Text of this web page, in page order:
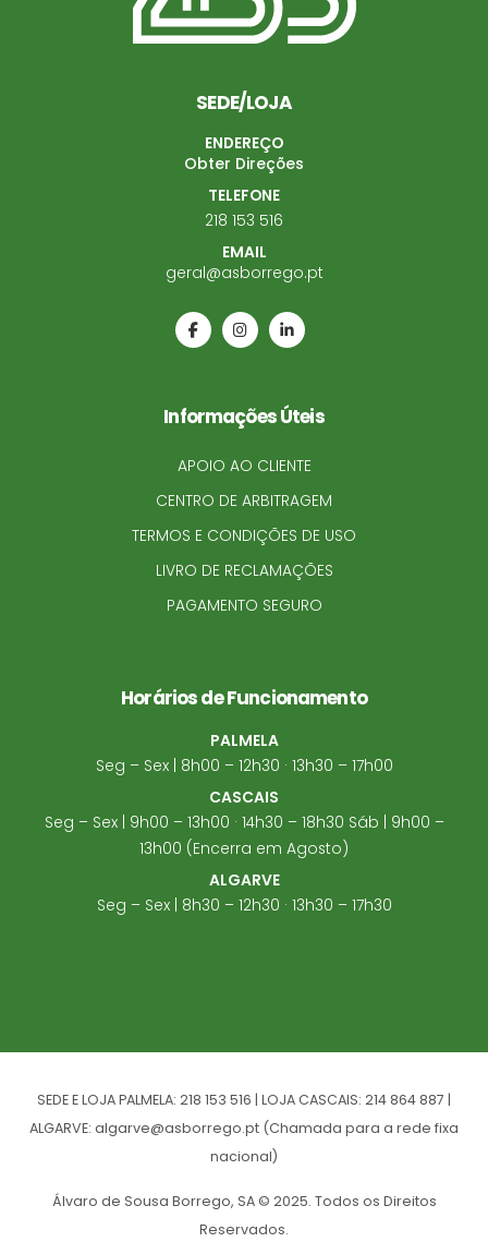
SEDE/LOJA
ENDEREÇO
Obter Direções
TELEFONE
218 153 516
EMAIL
geral@asborrego.pt
Informações Úteis
APOIO AO CLIENTE
CENTRO DE ARBITRAGEM
TERMOS E CONDIÇÕES DE USO
LIVRO DE RECLAMAÇÕES
PAGAMENTO SEGURO
Horários de Funcionamento
PALMELA
Seg – Sex | 8h00 – 12h30 · 13h30 – 17h00
CASCAIS
Seg – Sex | 9h00 – 13h00 · 14h30 – 18h30 Sáb | 9h00 –
13h00 (Encerra em Agosto)
ALGARVE
Seg – Sex | 8h30 – 12h30 · 13h30 – 17h30
SEDE E LOJA PALMELA: 218 153 516 | LOJA CASCAIS: 214 864 887 |
ALGARVE: algarve@asborrego.pt (Chamada para a rede fixa
nacional)
Álvaro de Sousa Borrego, SA © 2025. Todos os Direitos
Reservados.